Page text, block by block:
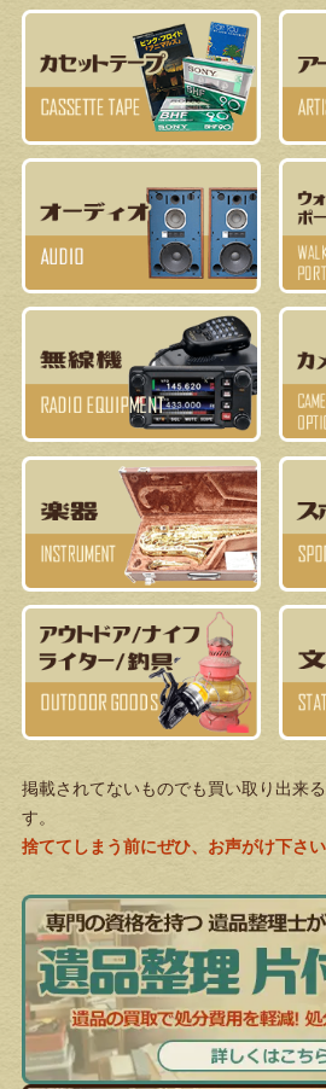
掲載されてないものでも買い取り出来
す。
捨ててしまう前にぜひ、お声がけ下さ